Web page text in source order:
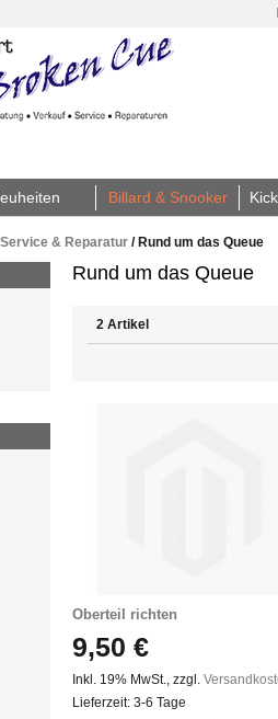
Billard & Snooker
Service & Reparatur / Rund um das Queue
Rund um das Queue
2 Artikel
Oberteil richten
9,50 €
Inkl. 19% MwSt., zzgl.
Lieferzeit: 3-6 Tage